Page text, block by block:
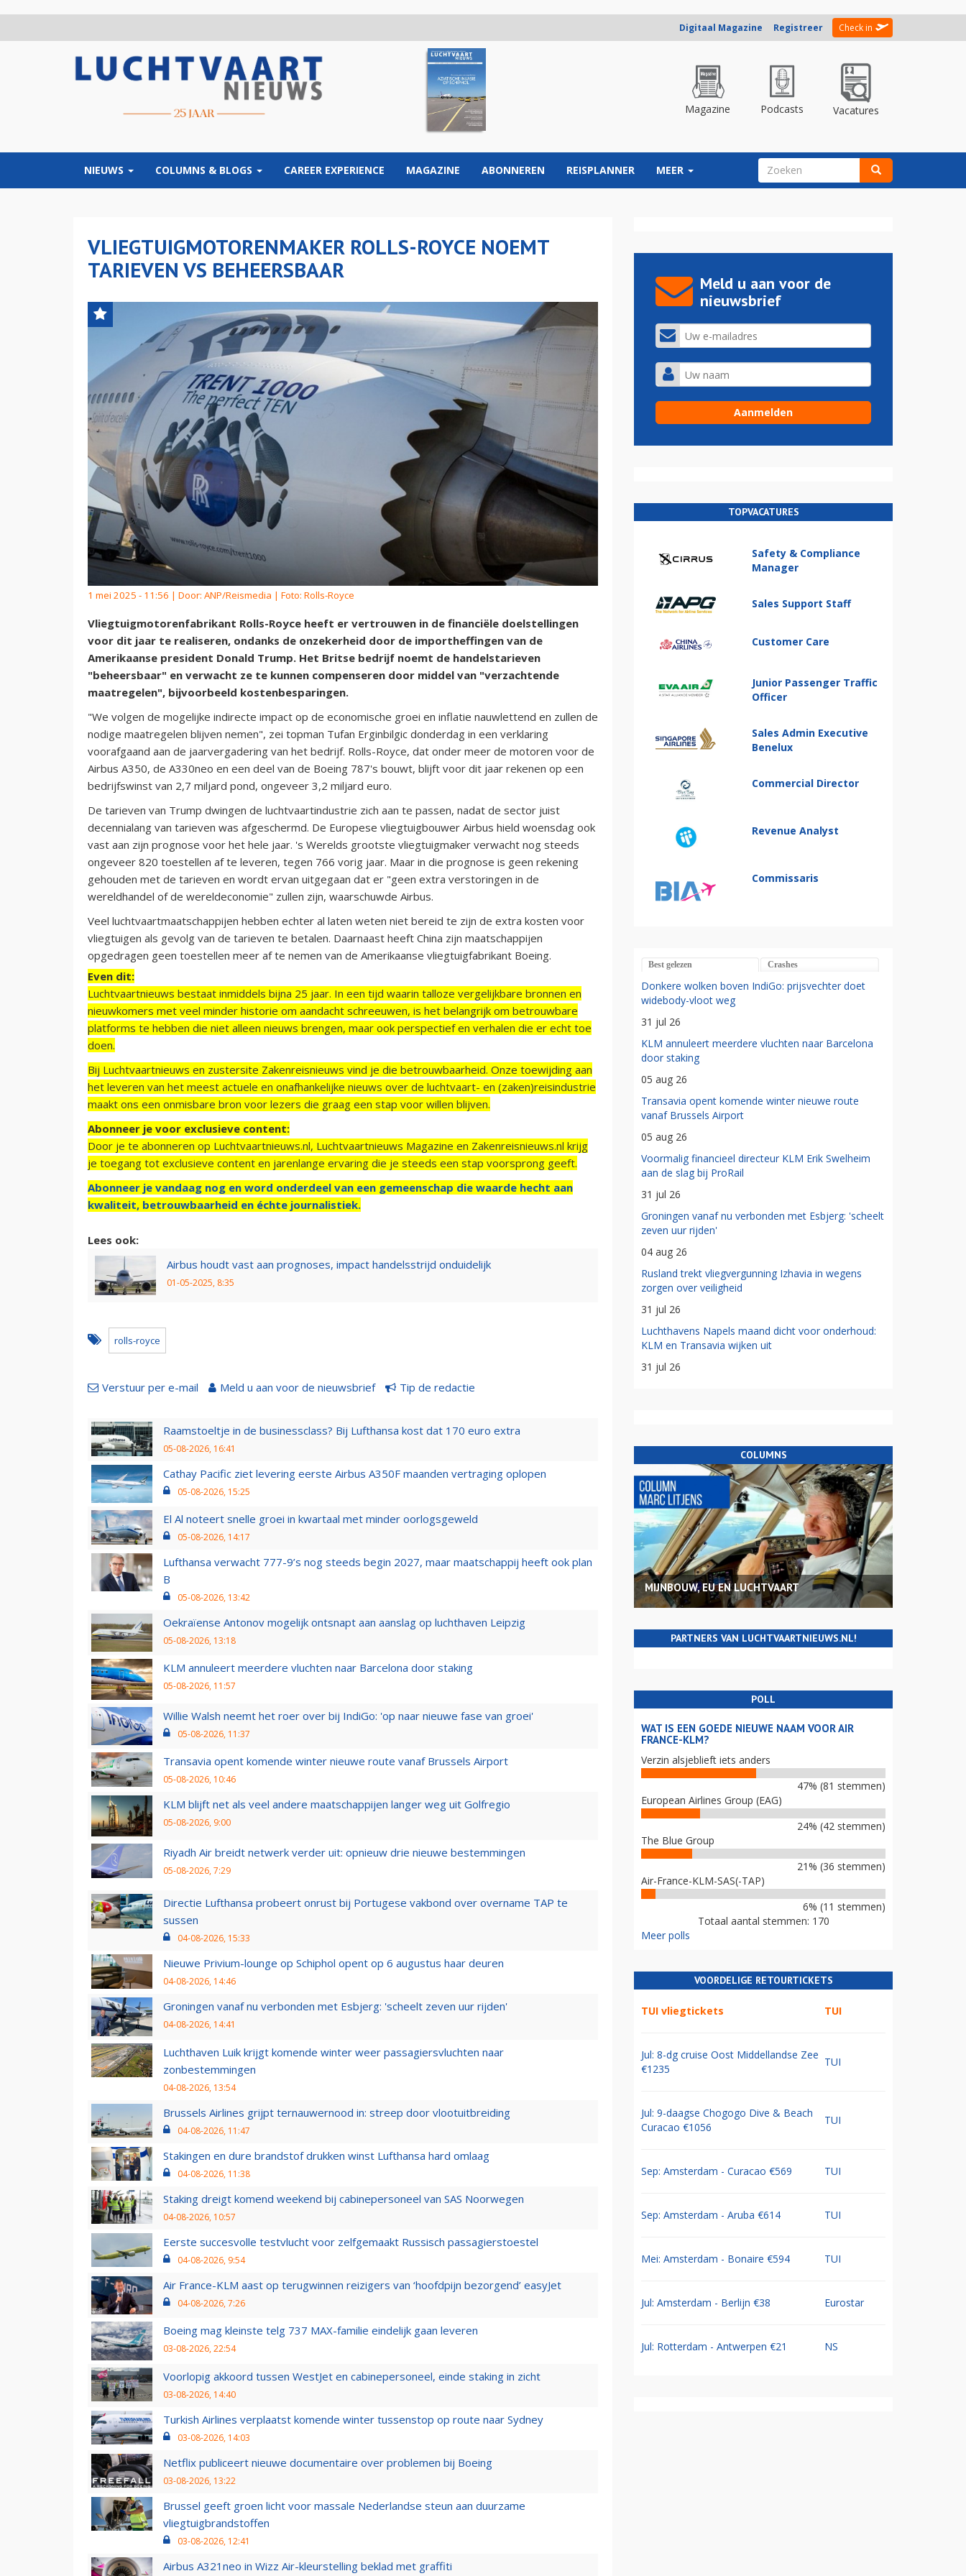
Digitaal Magazine Registreer Check in
Magazine Podcasts Vacatures
NIEUWS COLUMNS & BLOGS CAREER EXPERIENCE MAGAZINE ABONNEREN REISPLANNER MEER ZOEKVELD
VLIEGTUIGMOTORENMAKER ROLLS-ROYCE NOEMT
TARIEVEN VS BEHEERSBAAR
1 mei 2025 - 11:56 | Door: ANP/Reismedia | Foto: Rolls-Royce
Vliegtuigmotorenfabrikant Rolls-Royce heeft er vertrouwen in de financiële doelstellingen
voor dit jaar te realiseren, ondanks de onzekerheid door de importheffingen van de
Amerikaanse president Donald Trump. Het Britse bedrijf noemt de handelstarieven
"beheersbaar" en verwacht ze te kunnen compenseren door middel van "verzachtende
maatregelen", bijvoorbeeld kostenbesparingen.
"We volgen de mogelijke indirecte impact op de economische groei en inflatie nauwlettend en zullen de
nodige maatregelen blijven nemen", zei topman Tufan Erginbilgic donderdag in een verklaring
voorafgaand aan de jaarvergadering van het bedrijf. Rolls-Royce, dat onder meer de motoren voor de
Airbus A350, de A330neo en een deel van de Boeing 787's bouwt, blijft voor dit jaar rekenen op een
bedrijfswinst van 2,7 miljard pond, ongeveer 3,2 miljard euro.
De tarieven van Trump dwingen de luchtvaartindustrie zich aan te passen, nadat de sector juist
decennialang van tarieven was afgeschermd. De Europese vliegtuigbouwer Airbus hield woensdag ook
vast aan zijn prognose voor het hele jaar. 's Werelds grootste vliegtuigmaker verwacht nog steeds
ongeveer 820 toestellen af te leveren, tegen 766 vorig jaar. Maar in die prognose is geen rekening
gehouden met de tarieven en wordt ervan uitgegaan dat er "geen extra verstoringen in de
wereldhandel of de wereldeconomie" zullen zijn, waarschuwde Airbus.
Veel luchtvaartmaatschappijen hebben echter al laten weten niet bereid te zijn de extra kosten voor
vliegtuigen als gevolg van de tarieven te betalen. Daarnaast heeft China zijn maatschappijen
opgedragen geen toestellen meer af te nemen van de Amerikaanse vliegtuigfabrikant Boeing.
Even dit:
Luchtvaartnieuws bestaat inmiddels bijna 25 jaar. In een tijd waarin talloze vergelijkbare bronnen en
nieuwkomers met veel minder historie om aandacht schreeuwen, is het belangrijk om betrouwbare
platforms te hebben die niet alleen nieuws brengen, maar ook perspectief en verhalen die er echt toe
doen.
Bij Luchtvaartnieuws en zustersite Zakenreisnieuws vind je die betrouwbaarheid. Onze toewijding aan
het leveren van het meest actuele en onafhankelijke nieuws over de luchtvaart- en (zaken)reisindustrie
maakt ons een onmisbare bron voor lezers die graag een stap voor willen blijven.
Abonneer je voor exclusieve content:
Door je te abonneren op Luchtvaartnieuws.nl, Luchtvaartnieuws Magazine en Zakenreisnieuws.nl krijg
je toegang tot exclusieve content en jarenlange ervaring die je steeds een stap voorsprong geeft.
Abonneer je vandaag nog en word onderdeel van een gemeenschap die waarde hecht aan
kwaliteit, betrouwbaarheid en échte journalistiek.
Lees ook:
Airbus houdt vast aan prognoses, impact handelsstrijd onduidelijk
01-05-2025, 8:35
rolls-royce
Verstuur per e-mail Meld u aan voor de nieuwsbrief Tip de redactie
Raamstoeltje in de businessclass? Bij Lufthansa kost dat 170 euro extra
05-08-2026, 16:41
Cathay Pacific ziet levering eerste Airbus A350F maanden vertraging oplopen
05-08-2026, 15:25
El Al noteert snelle groei in kwartaal met minder oorlogsgeweld
05-08-2026, 14:17
Lufthansa verwacht 777-9’s nog steeds begin 2027, maar maatschappij heeft ook plan
B
05-08-2026, 13:42
Oekraïense Antonov mogelijk ontsnapt aan aanslag op luchthaven Leipzig
05-08-2026, 13:18
KLM annuleert meerdere vluchten naar Barcelona door staking
05-08-2026, 11:57
Willie Walsh neemt het roer over bij IndiGo: 'op naar nieuwe fase van groei'
05-08-2026, 11:37
Transavia opent komende winter nieuwe route vanaf Brussels Airport
05-08-2026, 10:46
KLM blijft net als veel andere maatschappijen langer weg uit Golfregio
05-08-2026, 9:00
Riyadh Air breidt netwerk verder uit: opnieuw drie nieuwe bestemmingen
05-08-2026, 7:29
Directie Lufthansa probeert onrust bij Portugese vakbond over overname TAP te
sussen
04-08-2026, 15:33
Nieuwe Privium-lounge op Schiphol opent op 6 augustus haar deuren
04-08-2026, 14:46
Groningen vanaf nu verbonden met Esbjerg: 'scheelt zeven uur rijden'
04-08-2026, 14:41
Luchthaven Luik krijgt komende winter weer passagiersvluchten naar
zonbestemmingen
04-08-2026, 13:54
Brussels Airlines grijpt ternauwernood in: streep door vlootuitbreiding
04-08-2026, 11:47
Stakingen en dure brandstof drukken winst Lufthansa hard omlaag
04-08-2026, 11:38
Staking dreigt komend weekend bij cabinepersoneel van SAS Noorwegen
04-08-2026, 10:57
Eerste succesvolle testvlucht voor zelfgemaakt Russisch passagierstoestel
04-08-2026, 9:54
Air France-KLM aast op terugwinnen reizigers van ‘hoofdpijn bezorgend’ easyJet
04-08-2026, 7:26
Boeing mag kleinste telg 737 MAX-familie eindelijk gaan leveren
03-08-2026, 22:54
Voorlopig akkoord tussen WestJet en cabinepersoneel, einde staking in zicht
03-08-2026, 14:40
Turkish Airlines verplaatst komende winter tussenstop op route naar Sydney
03-08-2026, 14:03
Netflix publiceert nieuwe documentaire over problemen bij Boeing
03-08-2026, 13:22
Brussel geeft groen licht voor massale Nederlandse steun aan duurzame
vliegtuigbrandstoffen
03-08-2026, 12:41
Airbus A321neo in Wizz Air-kleurstelling beklad met graffiti
Meld u aan voor de
nieuwsbrief
TOPVACATURES
Safety & Compliance
Manager
Sales Support Staff
Customer Care
Junior Passenger Traffic
Officer
Sales Admin Executive
Benelux
Commercial Director
Revenue Analyst
Commissaris
Best gelezen Crashes
Donkere wolken boven IndiGo: prijsvechter doet
widebody-vloot weg
31 jul 26
KLM annuleert meerdere vluchten naar Barcelona
door staking
05 aug 26
Transavia opent komende winter nieuwe route
vanaf Brussels Airport
05 aug 26
Voormalig financieel directeur KLM Erik Swelheim
aan de slag bij ProRail
31 jul 26
Groningen vanaf nu verbonden met Esbjerg: 'scheelt
zeven uur rijden'
04 aug 26
Rusland trekt vliegvergunning Izhavia in wegens
zorgen over veiligheid
31 jul 26
Luchthavens Napels maand dicht voor onderhoud:
KLM en Transavia wijken uit
31 jul 26
COLUMNS
MIJNBOUW, EU EN LUCHTVAART
PARTNERS VAN LUCHTVAARTNIEUWS.NL!
POLL
WAT IS EEN GOEDE NIEUWE NAAM VOOR AIR
FRANCE-KLM?
Verzin alsjeblieft iets anders
47% (81 stemmen)
European Airlines Group (EAG)
24% (42 stemmen)
The Blue Group
21% (36 stemmen)
Air-France-KLM-SAS(-TAP)
6% (11 stemmen)
Totaal aantal stemmen: 170
Meer polls
VOORDELIGE RETOURTICKETS
TUI vliegtickets TUI
Jul: 8-dg cruise Oost Middellandse Zee
€1235
TUI
Jul: 9-daagse Chogogo Dive & Beach
Curacao €1056
TUI
Sep: Amsterdam - Curacao €569 TUI
Sep: Amsterdam - Aruba €614 TUI
Mei: Amsterdam - Bonaire €594 TUI
Jul: Amsterdam - Berlijn €38 Eurostar
Jul: Rotterdam - Antwerpen €21 NS